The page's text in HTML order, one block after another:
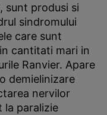
sunt produsi si
sindromului
care sunt
cantitati mari in
Ranvier. Apare
demielinizare
nervilor
la paralizie